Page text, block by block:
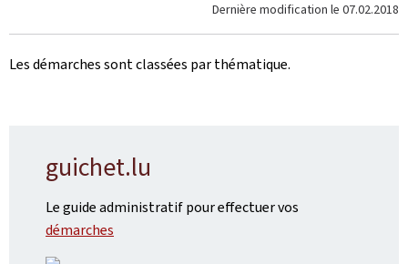
Dernière modification le 07.02.2018
Les démarches sont classées par thématique.
guichet.lu
Le guide administratif pour effectuer vos
démarches